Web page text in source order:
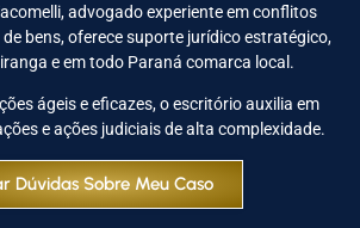
advogado experiente em conflitos
bens, oferece suporte jurídico estratégico,
e em todo Paraná comarca local.
ágeis e eficazes, o escritório auxilia em
e ações judiciais de alta complexidade.
Dúvidas Sobre Meu Caso